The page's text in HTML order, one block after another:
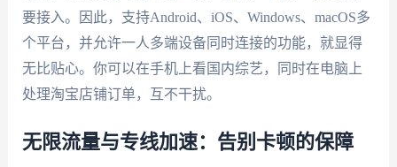
要接入。因此，支持Android、iOS、Windows、macOS多
个平台，并允许一人多端设备同时连接的功能，就显得
无比贴心。你可以在手机上看国内综艺，同时在电脑上
处理淘宝店铺订单，互不干扰。
无限流量与专线加速：告别卡顿的保障